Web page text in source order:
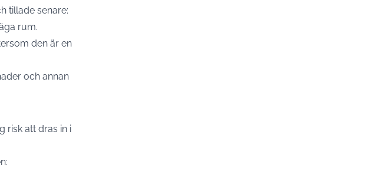
tillade senare:
rum.
den är en
och annan
risk att dras in i